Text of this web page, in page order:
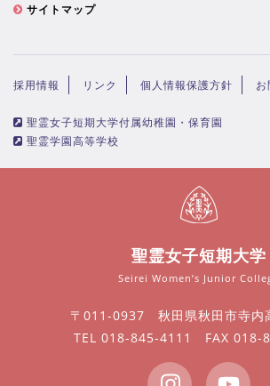
サイトマップ
採用情報 リンク 個人情報保護方針
聖霊女子短期大学付属幼稚園・保育園
聖霊学園高等学校
聖霊女子短期大学
Seirei Women’s Junior
〒011-0937 秋田県秋田市寺内
TEL 018-845-4111 FAX 018-